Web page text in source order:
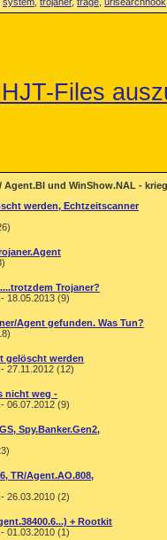
Files
Agent.BI und WinShow.NAL -
werden, Echtzeitscanner
Trojaner?
18.05.2013 (9)
Agent gefunden. Was Tun?
gelöscht werden
27.11.2012 (12)
nicht weg -
06.07.2012 (9)
Spy.Banker.Gen2,
TR/Agent.AO.808,
26.03.2010 (2)
+ Rootkit
01.03.2010 (1)